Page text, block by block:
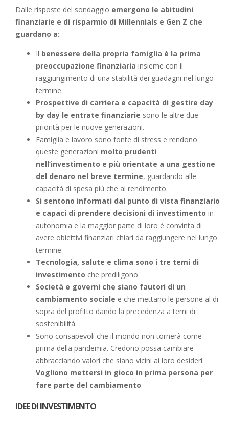
Dalle risposte del sondaggio emergono le abitudini
finanziarie e di risparmio di Millennials e Gen Z che
guardano a:
Il benessere della propria famiglia è la prima
preoccupazione finanziaria insieme con il
raggiungimento di una stabilità dei guadagni nel lungo
termine.
Prospettive di carriera e capacità di gestire day
by day le entrate finanziarie sono le altre due
priorità per le nuove generazioni.
Famiglia e lavoro sono fonte di stress e rendono
queste generazioni molto prudenti
nell’investimento e più orientate a una gestione
del denaro nel breve termine, guardando alle
capacità di spesa più che al rendimento.
Si sentono informati dal punto di vista finanziario
e capaci di prendere decisioni di investimento in
autonomia e la maggior parte di loro è convinta di
avere obiettivi finanziari chiari da raggiungere nel lungo
termine.
Tecnologia, salute e clima sono i tre temi di
investimento che prediligono.
Società e governi che siano fautori di un
cambiamento sociale e che mettano le persone al di
sopra del profitto dando la precedenza a temi di
sostenibilità.
Sono consapevoli che il mondo non tornerà come
prima della pandemia. Credono possa cambiare
abbracciando valori che siano vicini ai loro desideri.
Vogliono mettersi in gioco in prima persona per
fare parte del cambiamento.
IDEE DI INVESTIMENTO